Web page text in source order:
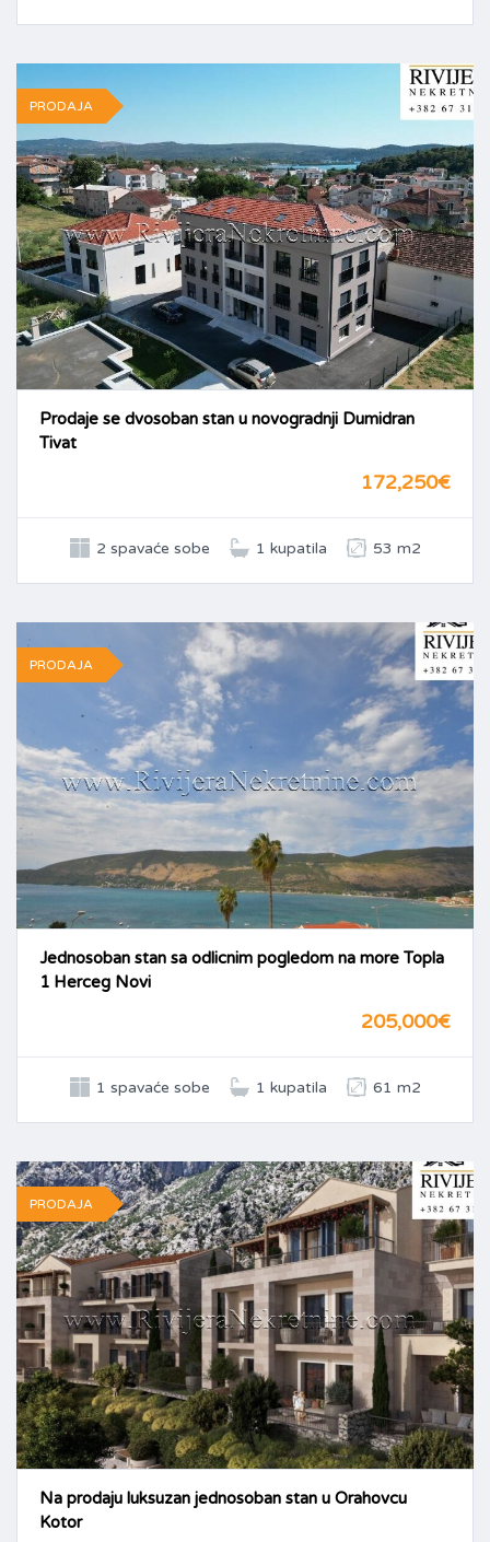
PRODAJA
Prodaje se dvosoban stan u novogradnji Dumidran
Tivat
172,250€
2 spavaće sobe 1 kupatila 53 m2
PRODAJA
Jednosoban stan sa odlicnim pogledom na more Topla
1 Herceg Novi
205,000€
1 spavaće sobe 1 kupatila 61 m2
PRODAJA
Na prodaju luksuzan jednosoban stan u Orahovcu
Kotor